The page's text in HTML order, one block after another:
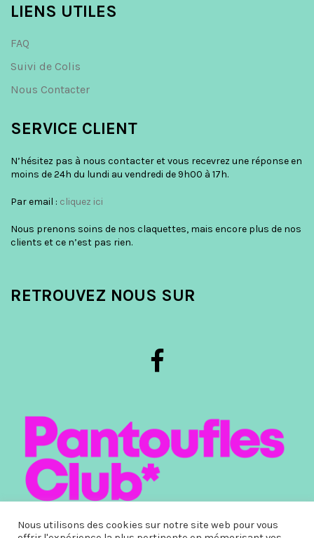
LIENS UTILES
FAQ
Suivi de Colis
Nous Contacter
SERVICE CLIENT
N’hésitez pas à nous contacter et vous recevrez une réponse en
moins de 24h du lundi au vendredi de 9h00 à 17h.
Par email : cliquez ici
Nous prenons soins de nos claquettes, mais encore plus de nos
clients et ce n’est pas rien.
RETROUVEZ NOUS SUR
Nous utilisons des cookies sur notre site web pour vous